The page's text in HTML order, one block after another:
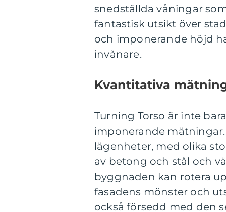
snedställda våningar
fantastisk utsikt över
och imponerande höjd
invånare.
Kvantitativa
Turning Torso är inte
imponerande mätningar.
lägenheter, med olika
av betong och stål och
byggnaden kan rotera
fasadens mönster och
också försedd med den